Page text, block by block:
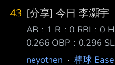
表洛杉磯皇后迎戰波
史上首支滿貫全壘 打
打點，幫助皇后終場
連勝。 莎菈此役1局
她掌握來球強勢揮擊，
43 [分享] 今日 李灝宇
AB：1 R：0 RBI：0
0.266 OBP：0.296
底特律老虎作客西雅圖
neyothen · 棒球